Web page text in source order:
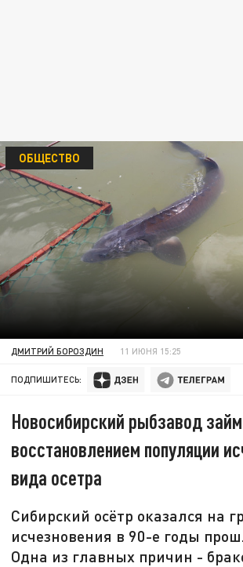
ОБЩЕСТВО
ДМИТРИЙ БОРОЗДИН 11 ИЮНЯ 15:25
ПОДПИШИТЕСЬ:
Новосибирский рыбзавод
восстановлением популяции
вида осетра
Сибирский осётр оказался на
исчезновения в 90-е годы
Одна из главных причин -